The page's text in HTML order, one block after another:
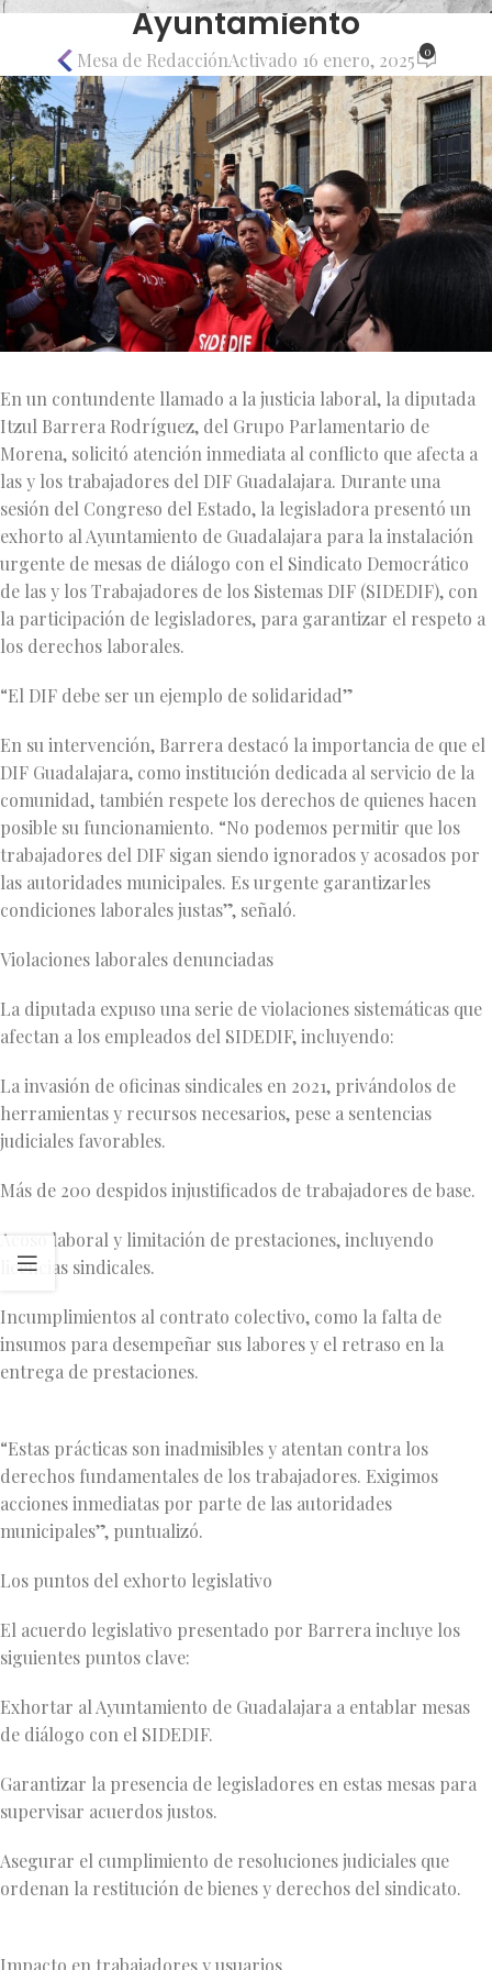
Ayuntamiento
Mesa de RedacciónActivado 16 enero, 2025 0
En un contundente llamado a la justicia laboral, la diputada
Itzul Barrera Rodríguez, del Grupo Parlamentario de
Morena, solicitó atención inmediata al conflicto que afecta a
las y los trabajadores del DIF Guadalajara. Durante una
sesión del Congreso del Estado, la legisladora presentó un
exhorto al Ayuntamiento de Guadalajara para la instalación
urgente de mesas de diálogo con el Sindicato Democrático
de las y los Trabajadores de los Sistemas DIF (SIDEDIF), con
la participación de legisladores, para garantizar el respeto a
los derechos laborales.
“El DIF debe ser un ejemplo de solidaridad”
En su intervención, Barrera destacó la importancia de que el
DIF Guadalajara, como institución dedicada al servicio de la
comunidad, también respete los derechos de quienes hacen
posible su funcionamiento. “No podemos permitir que los
trabajadores del DIF sigan siendo ignorados y acosados por
las autoridades municipales. Es urgente garantizarles
condiciones laborales justas”, señaló.
Violaciones laborales denunciadas
La diputada expuso una serie de violaciones sistemáticas que
afectan a los empleados del SIDEDIF, incluyendo:
La invasión de oficinas sindicales en 2021, privándolos de
herramientas y recursos necesarios, pese a sentencias
judiciales favorables.
Más de 200 despidos injustificados de trabajadores de base.
Acoso laboral y limitación de prestaciones, incluyendo
licencias sindicales.
Incumplimientos al contrato colectivo, como la falta de
insumos para desempeñar sus labores y el retraso en la
entrega de prestaciones.
“Estas prácticas son inadmisibles y atentan contra los
derechos fundamentales de los trabajadores. Exigimos
acciones inmediatas por parte de las autoridades
municipales”, puntualizó.
Los puntos del exhorto legislativo
El acuerdo legislativo presentado por Barrera incluye los
siguientes puntos clave:
Exhortar al Ayuntamiento de Guadalajara a entablar mesas
de diálogo con el SIDEDIF.
Garantizar la presencia de legisladores en estas mesas para
supervisar acuerdos justos.
Asegurar el cumplimiento de resoluciones judiciales que
ordenan la restitución de bienes y derechos del sindicato.